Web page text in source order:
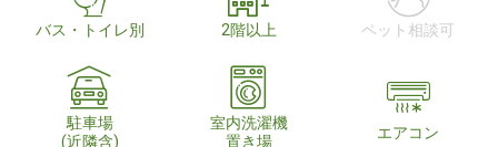
バス・トイレ別 2階以上 ペット相談可
駐車場
(近隣含)
室内洗濯機
置き場
エアコン